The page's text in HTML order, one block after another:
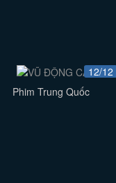
12/12
Phim Trung Quốc